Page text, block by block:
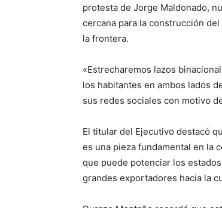
protesta de Jorge Maldonado,
cercana para la construcción
la frontera.
«Estrecharemos lazos
los habitantes en ambos lados
sus redes sociales con motivo
El titular del Ejecutivo destacó
es una pieza fundamental en la
que puede potenciar los
grandes exportadores hacia la